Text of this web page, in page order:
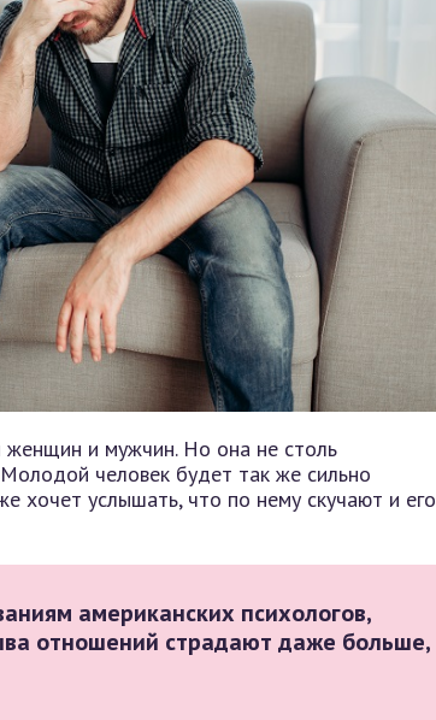
женщин и мужчин. Но она не столь
человек будет так же сильно
хочет услышать, что по нему скучают и его
американских психологов,
отношений страдают даже больше,